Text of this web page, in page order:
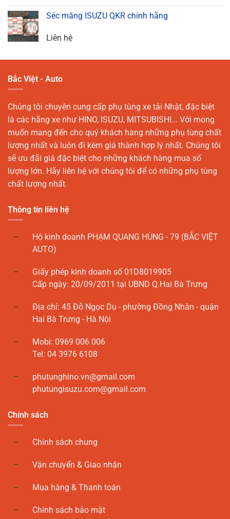
Séc măng ISUZU QKR chính hãng
Liên hệ
Bắc Việt - Auto
Chúng tôi chuyên cung cấp phụ tùng xe tải Nhật, đặc biệt
là các hãng xe như HINO, ISUZU, MITSUBISHI... Với mong
muốn mang đến cho quý khách hàng những phụ tùng chất
lượng nhất và luôn đi kèm giá thành hợp lý nhất. Chúng tôi
sẽ ưu đãi giá đặc biệt cho những khách hàng mua số
lượng lớn. Hãy liên hệ với chúng tôi để có những phụ tùng
chất lượng nhất.
Thông tin liên hệ
Hộ kinh doanh PHẠM QUANG HÙNG - 79 (BẮC VIỆT
AUTO)
Giấy phép kinh doanh số 01D8019905
Cấp ngày: 20/09/2011 tại UBND Q.Hai Bà Trưng
Địa chỉ: 45 Đỗ Ngọc Du - phường Đồng Nhân - quận
Hai Bà Trưng - Hà Nội
Mobi: 0969 006 006
Tel: 04 3976 6108
phutunghino.vn@gmail.com
phutungisuzu.com@gmail.com
Chính sách
Chính sách chung
Vận chuyển & Giao nhận
Mua hàng & Thanh toán
Chính sách bảo mật